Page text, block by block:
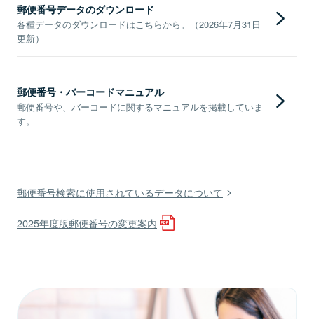
郵便番号データのダウンロード
各種データのダウンロードはこちらから。（2026年7月31日
更新）
郵便番号・バーコードマニュアル
郵便番号や、バーコードに関するマニュアルを掲載していま
す。
郵便番号検索に使用されているデータについて
2025年度版郵便番号の変更案内